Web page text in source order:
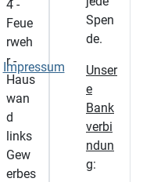
4 -
Feue
rweh
r -
Haus
wan
d
links
Gew
erbes
Spen
de.
Unser
e
Bank
verbi
ndun
g:
Impressum